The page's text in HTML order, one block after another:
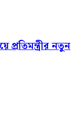
প্রতিমন্ত্রীর নতুন